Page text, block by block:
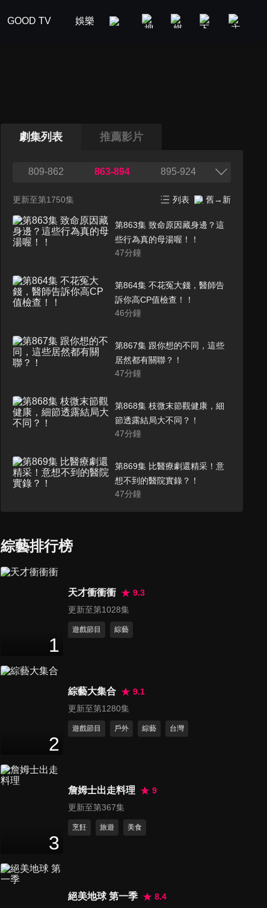
GOOD TV 娛樂 美食旅遊 新聞政論
劇集列表 推薦影片
809-862 863-894 895-924
更新至第1750集 列表 舊→新
第863集 致命原因藏身邊？這
些行為真的母湯喔！！
47分鐘
第864集 不花冤大錢，醫師告
訴你高CP值檢查！！
46分鐘
第867集 跟你想的不同，這些
居然都有關聯？！
47分鐘
第868集 枝微末節觀健康，細
節透露結局大不同？！
47分鐘
第869集 比醫療劇還精采！意
想不到的醫院實錄？！
47分鐘
第871集 快改掉根深柢固的錯
47分鐘
第873集 海外旅遊陷阱多！當
47 分鐘
47分鐘
第875集 真的有這種事？直擊
媽焦慮誰人知？！
綜藝排行榜
1
天才衝衝衝
9.3
更新至第1028集
遊戲節目 綜藝
2
綜藝大集合
9.1
更新至第1280集
遊戲節目 戶外 綜藝 台灣
3
詹姆士出走料理
9
更新至第367集
烹飪 旅遊 美食
絕美地球 第一季 8.4